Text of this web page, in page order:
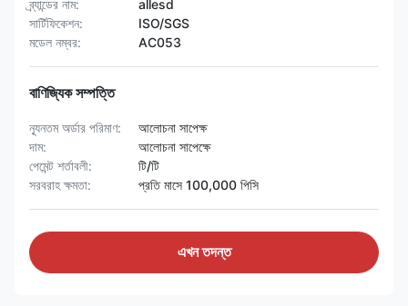
ব্র্যান্ডের নাম:
allesd
সার্টিফিকেশন:
ISO/SGS
মডেল নম্বর:
AC053
বাণিজ্যিক সম্পত্তি
ন্যূনতম অর্ডার পরিমাণ:
আলোচনা সাপেক্ষ
দাম:
আলোচনা সাপেক্ষে
পেমেন্ট শর্তাবলী:
টি/টি
সরবরাহ ক্ষমতা:
প্রতি মাসে 100,000 পিসি
এখন তদন্ত